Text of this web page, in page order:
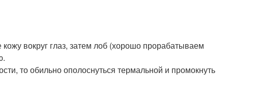
вокруг глаз, затем лоб (хорошо прорабатываем
то обильно ополоснуться термальной и промокнуть